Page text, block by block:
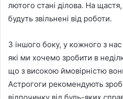
лютого стані ділова. На
будуть звільнені від роботи.
З іншого боку, у кожного з нас
які ми хочемо зробити в
що з високою ймовірністю
Астрогоги рекомендують